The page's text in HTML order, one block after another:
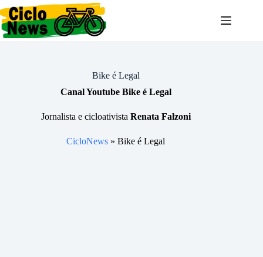
Pular
para
o
conteúdo
Bike é Legal
Canal Youtube Bike é Legal
Jornalista e cicloativista Renata Falzoni
CicloNews »Bike é Legal